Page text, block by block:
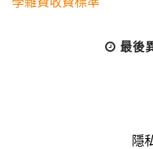
最後
隱